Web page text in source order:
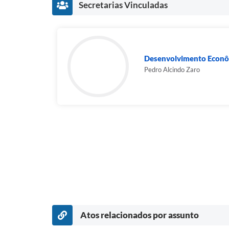
Secretarias Vinculadas
Desenvolvimento
Pedro Alcindo Zaro
Atos relacionados por assunto